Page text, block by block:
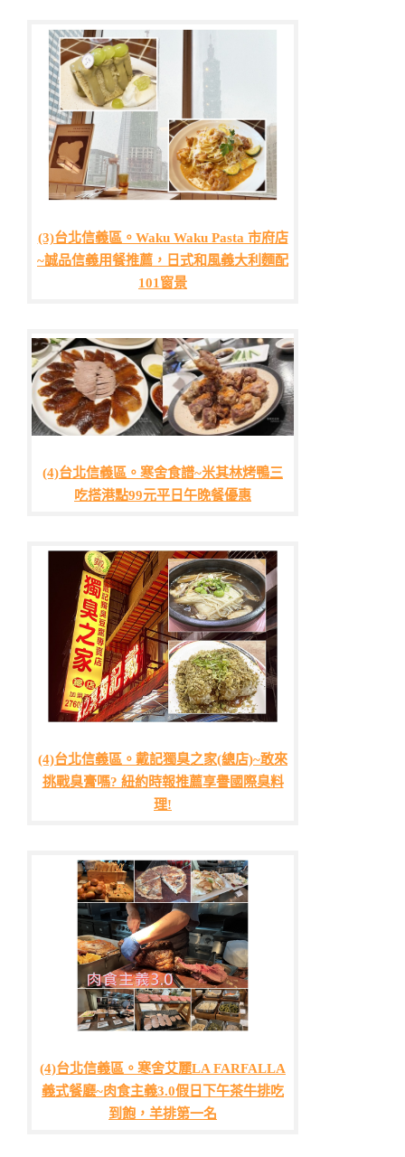
(3)台北信義區。Waku Waku Pasta 市府店
~誠品信義用餐推薦，日式和風義大利麵配
101窗景
(4)台北信義區。寒舍食譜~米其林烤鴨三
吃搭港點99元平日午晚餐優惠
(4)台北信義區。戴記獨臭之家(總店)~敢來
挑戰臭膏嗎? 紐約時報推薦享譽國際臭料
理!
(4)台北信義區。寒舍艾麗LA FARFALLA
義式餐廳~肉食主義3.0假日下午茶牛排吃
到飽，羊排第一名